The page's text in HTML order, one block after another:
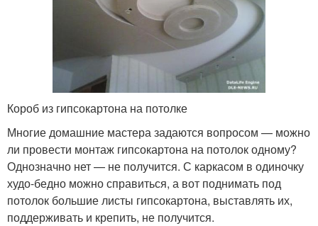
Короб из гипсокартона на потолке
Многие домашние мастера задаются вопросом — можно
ли провести монтаж гипсокартона на потолок одному?
Однозначно нет — не получится. С каркасом в одиночку
худо-бедно можно справиться, а вот поднимать под
потолок большие листы гипсокартона, выставлять их,
поддерживать и крепить, не получится.